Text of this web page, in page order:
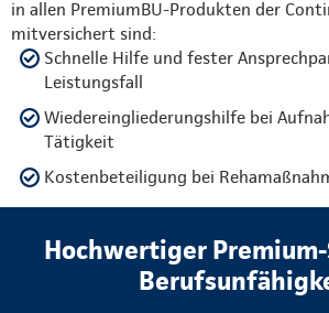
in allen PremiumBU-Produkten der
mitversichert sind:
Schnelle Hilfe und fester
Leistungsfall
Wiedereingliederungshilfe bei
Tätigkeit
Kostenbeteiligung bei
Hochwertiger